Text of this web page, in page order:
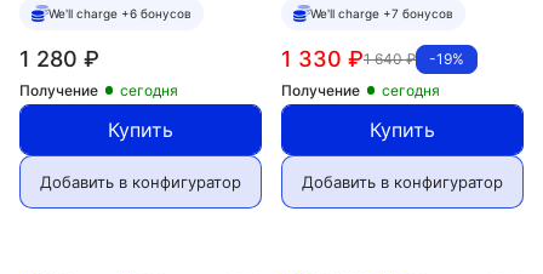
We'll charge +6 бонусов
1 280 ₽
Получение сегодня
Купить
Добавить в конфигуратор
We'll charge +7 бонусов
-19%
1 640₽
1 330 ₽
Получение сегодня
Купить
Добавить в конфигуратор